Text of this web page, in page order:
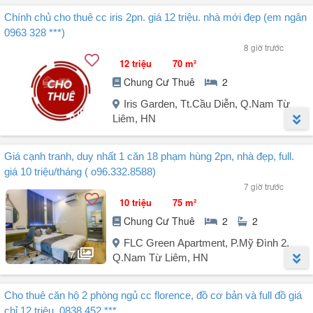
Liên hệ em Lan: (có zalo)
Người đăng: Đinh Minh Đức (28 tin đăng)
Cho thuê quỹ căn hộ chung cư Golden Palace tọa lạc tại Mễ Trì, Mỹ
Quỹ căn hộ cho thuê tại Golden Palace - Mễ Trì.
2. Căn hộ 87m² 2PN 2WC.
3. Căn hộ 3PN.
- Diện tích: 110m² - 115m² - 126m², thiết kế 3 phòng ngủ, 2 vệ sinh.
- Căn hộ 120m 3 ngủ full giá 17,5tr.
- Căn ...
Chính chủ cho thuê cc iris 2pn. giá 12 triệu. nhà mới đẹp (em ngân
0963 328 ***)
8 giờ trước
6
12 triệu 70 m²
Chung Cư Thuê 2
Iris Garden, Tt.Cầu Diễn, Q.Nam Từ
Liêm, HN
Người đăng: Ngân Thảo(28 tin đăng)
Cho thuê nhanh căn hộ chung cư Iris Garden như sau:
- Căn hộ nhà tôi 2PN, tầng trung, view nội khu rất đẹp.
- Full nội thất cao cấp.
- Giá thuê là: 12 triệu.
-----------------------
Liên hệ xem nhà: Em Thảo Ngân: hoặc anh trai em tên Trung .
-----------------------
Giá cạnh tranh, duy nhất 1 căn 18 phạm hùng 2pn, nhà đẹp, full.
giá 10 triệu/tháng ( o96.332.8588)
7 giờ trước
7
10 triệu 75 m²
Chung Cư Thuê 2 2
FLC Green Apartment, P.Mỹ Đình 2,
Q.Nam Từ Liêm, HN
Người đăng: Ngân Thảo
(28 tin đăng)
Không đăng ảo, nhà đẹp - làm việc trực tiếp với chủ nhà:
Cho thuê căn hộ 2 phòng ngủ cc florence, đồ cơ bản và full đồ giá
chỉ 12 triệu. 0838 452 ***